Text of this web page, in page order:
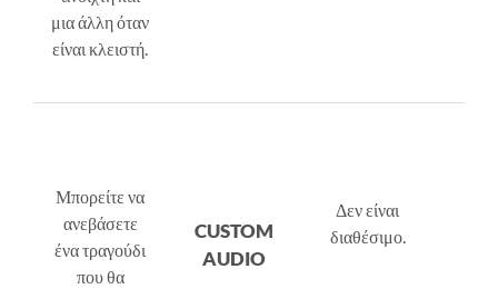
μια άλλη όταν
είναι κλειστή.
Μπορείτε να
ανεβάσετε
ένα τραγούδι
που θα
CUSTOM
AUDIO
Δεν είναι
διαθέσιμο.